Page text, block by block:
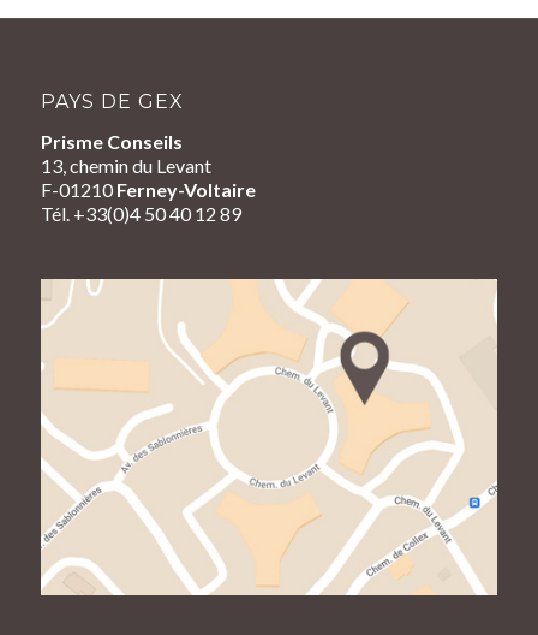
PAYS DE GEX
Prisme Conseils
13, chemin du Levant
F-01210 Ferney-Voltaire
Tél. +33(0)4 50 40 12 89